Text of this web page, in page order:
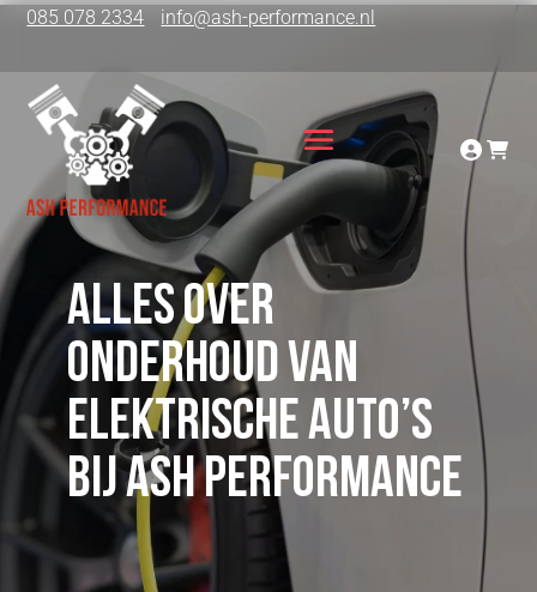
085 078 2334 info@ash-performance.nl
Alles over
onderhoud van
elektrische auto’s
bij ASH Performance